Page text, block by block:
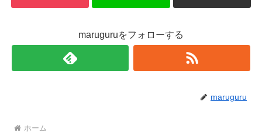
maruguruをフォローする
maruguru
ホーム